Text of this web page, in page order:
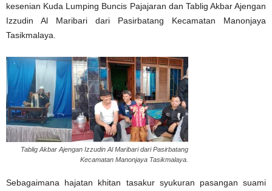
kesenian Kuda Lumping Buncis Pajajaran dan Tablig Akbar Ajengan
Izzudin Al Maribari dari Pasirbatang Kecamatan Manonjaya
Tasikmalaya.
Tablig Akbar Ajengan Izzudin Al Maribari dari Pasirbatang
Kecamatan Manonjaya Tasikmalaya.
Sebagaimana hajatan khitan tasakur syukuran pasangan suami